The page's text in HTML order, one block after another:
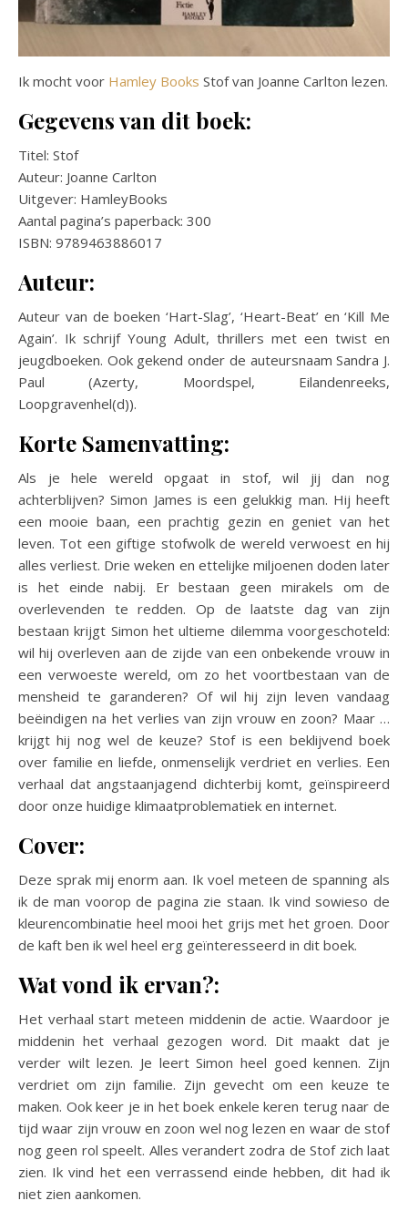
Ik mocht voor Hamley Books Stof van Joanne Carlton lezen.
Gegevens van dit boek:
Titel: Stof
Auteur: Joanne Carlton
Uitgever: HamleyBooks
Aantal pagina’s paperback: 300
ISBN: 9789463886017
Auteur:
Auteur van de boeken ‘Hart-Slag’, ‘Heart-Beat’ en ‘Kill Me
Again’. Ik schrijf Young Adult, thrillers met een twist en
jeugdboeken. Ook gekend onder de auteursnaam Sandra J.
Paul (Azerty, Moordspel, Eilandenreeks,
Loopgravenhel(d)).
Korte Samenvatting:
Als je hele wereld opgaat in stof, wil jij dan nog
achterblijven? Simon James is een gelukkig man. Hij heeft
een mooie baan, een prachtig gezin en geniet van het
leven. Tot een giftige stofwolk de wereld verwoest en hij
alles verliest. Drie weken en ettelijke miljoenen doden later
is het einde nabij. Er bestaan geen mirakels om de
overlevenden te redden. Op de laatste dag van zijn
bestaan krijgt Simon het ultieme dilemma voorgeschoteld:
wil hij overleven aan de zijde van een onbekende vrouw in
een verwoeste wereld, om zo het voortbestaan van de
mensheid te garanderen? Of wil hij zijn leven vandaag
beëindigen na het verlies van zijn vrouw en zoon? Maar …
krijgt hij nog wel de keuze? Stof is een beklijvend boek
over familie en liefde, onmenselijk verdriet en verlies. Een
verhaal dat angstaanjagend dichterbij komt, geïnspireerd
door onze huidige klimaatproblematiek en internet.
Cover:
Deze sprak mij enorm aan. Ik voel meteen de spanning als
ik de man voorop de pagina zie staan. Ik vind sowieso de
kleurencombinatie heel mooi het grijs met het groen. Door
de kaft ben ik wel heel erg geïnteresseerd in dit boek.
Wat vond ik ervan?:
Het verhaal start meteen middenin de actie. Waardoor je
middenin het verhaal gezogen word. Dit maakt dat je
verder wilt lezen. Je leert Simon heel goed kennen. Zijn
verdriet om zijn familie. Zijn gevecht om een keuze te
maken. Ook keer je in het boek enkele keren terug naar de
tijd waar zijn vrouw en zoon wel nog lezen en waar de stof
nog geen rol speelt. Alles verandert zodra de Stof zich laat
zien. Ik vind het een verrassend einde hebben, dit had ik
niet zien aankomen.